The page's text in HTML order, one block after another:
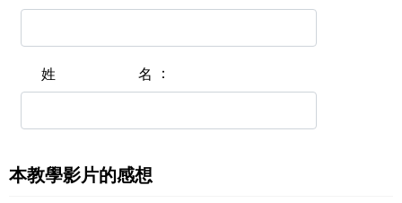
姓名
本教學影片的感想